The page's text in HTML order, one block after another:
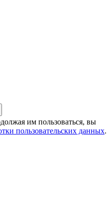
им пользоваться, вы
пользовательских данных.